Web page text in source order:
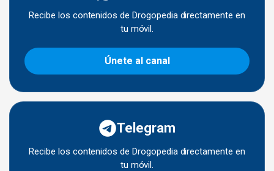
Recibe los contenidos de Drogopedia directamente en
tu móvil.
Únete al canal
Telegram
Recibe los contenidos de Drogopedia directamente en
tu móvil.